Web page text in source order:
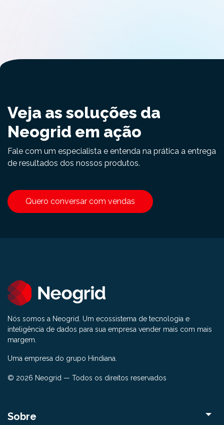
Veja as soluções da
Neogrid em ação
Fale com um especialista e entenda na prática a entrega
de resultados dos nossos produtos.
Quero conversar com vendas
Nós somos a Neogrid. Um ecossistema de tecnologia e
inteligência de dados para sua empresa vender mais com mais
margem.
Uma empresa do grupo Hindiana.
© 2026 Neogrid — Todos os direitos reservados
Sobre